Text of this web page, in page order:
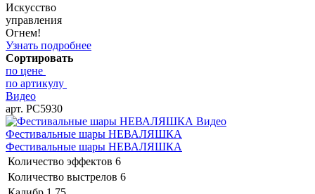
Искусство
управления
Огнем!
Узнать подробнее
Сортировать
по цене
по артикулу
Видео
арт. РС5930
Видео
Фестивальные шары НЕВАЛЯШКА
Фестивальные шары НЕВАЛЯШКА
Количество эффектов 6
Количество выстрелов 6